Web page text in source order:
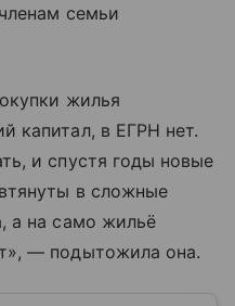
семьи
жилья
капитал, в ЕГРН нет.
и спустя годы новые
в сложные
а на само жильё
— подытожила она.